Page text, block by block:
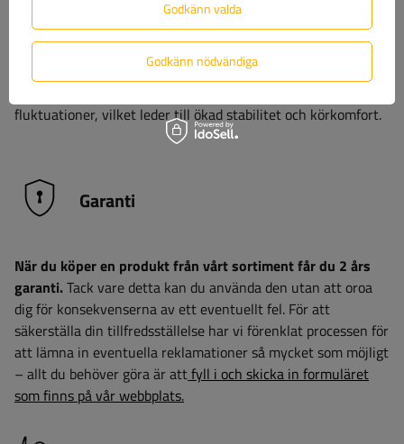
mot oönskade släpvagnsrörelser. Efter att ha tryckt på
spaken aktiverar mekanismen bromssystemet, baserat på
speciella friktionsbelägg som exakt styr fordonets dragkula.
Tack vare denna lösning elimineras alla tendenser att rulla
fluktuationer, vilket leder till ökad stabilitet och körkomfort.
Garanti
När du köper en produkt från vårt sortiment får du 2 års
garanti.Tack vare detta kan du använda den utan att oroa
dig för konsekvenserna av ett eventuellt fel. För att
säkerställa din tillfredsställelse har vi förenklat processen för
att lämna in eventuella reklamationer så mycket som möjligt
– allt du behöver göra är attfyll i och skicka in formuläret
som finns på vår webbplats.
Godkänn valda
Godkänn nödvändiga